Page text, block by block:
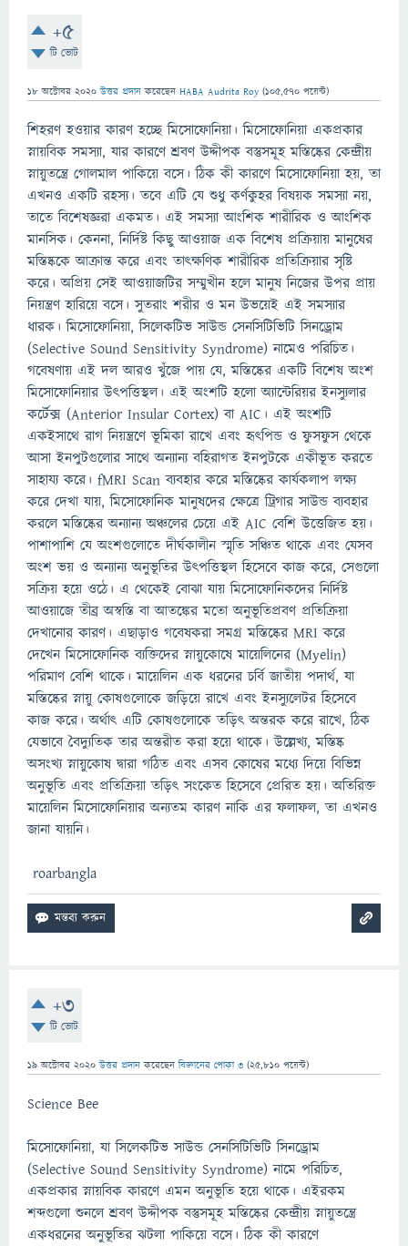
+5
টি ভোট
18 অক্টোবর 2020 উত্তর প্রদান করেছেন HABA Audrita Roy (105,570 পয়েন্ট)
শিহরণ হওয়ার কারণ হচ্ছে মিসোফোনিয়া। মিসোফোনিয়া একপ্রকার
স্নায়বিক সমস্যা, যার কারণে শ্রবণ উদ্দীপক বস্তুসমূহ মস্তিষ্কের কেন্দ্রীয়
স্নায়ুতন্ত্রে গোলমাল পাকিয়ে বসে। ঠিক কী কারণে মিসোফোনিয়া হয়, তা
এখনও একটি রহস্য। তবে এটি যে শুধু কর্ণকুহর বিষয়ক সমস্যা নয়,
তাতে বিশেষজ্ঞরা একমত। এই সমস্যা আংশিক শারীরিক ও আংশিক
মানসিক। কেননা, নির্দিষ্ট কিছু আওয়াজ এক বিশেষ প্রক্রিয়ায় মানুষের
মস্তিষ্ককে আক্রান্ত করে এবং তাৎক্ষণিক শারীরিক প্রতিক্রিয়ার সৃষ্টি
করে। অপ্রিয় সেই আওয়াজটির সম্মুখীন হলে মানুষ নিজের উপর প্রায়
নিয়ন্ত্রণ হারিয়ে বসে। সুতরাং শরীর ও মন উভয়েই এই সমস্যার
ধারক। মিসোফোনিয়া, সিলেকটিভ সাউন্ড সেনসিটিভিটি সিনড্রোম
(Selective Sound Sensitivity Syndrome) নামেও পরিচিত।
গবেষণায় এই দল আরও খুঁজে পায় যে, মস্তিষ্কের একটি বিশেষ অংশ
মিসোফোনিয়ার উৎপত্তিস্থল। এই অংশটি হলো অ্যান্টেরিয়র ইনস্যুলার
কর্টেক্স (Anterior Insular Cortex) বা AIC। এই অংশটি
একইসাথে রাগ নিয়ন্ত্রণে ভূমিকা রাখে এবং হৃৎপিন্ড ও ফুসফুস থেকে
আসা ইনপুটগুলোর সাথে অন্যান্য বহিরাগত ইনপুটকে একীভূত করতে
সাহায্য করে। fMRI Scan ব্যবহার করে মস্তিষ্কের কার্যকলাপ লক্ষ্য
করে দেখা যায়, মিসোফোনিক মানুষদের ক্ষেত্রে ট্রিগার সাউন্ড ব্যবহার
করলে মস্তিষ্কের অন্যান্য অঞ্চলের চেয়ে এই AIC বেশি উত্তেজিত হয়।
পাশাপাশি যে অংশগুলোতে দীর্ঘকালীন স্মৃতি সঞ্চিত থাকে এবং যেসব
অংশ ভয় ও অন্যান্য অনুভূতির উৎপত্তিস্থল হিসেবে কাজ করে, সেগুলো
সক্রিয় হয়ে ওঠে। এ থেকেই বোঝা যায় মিসোফোনিকদের নির্দিষ্ট
আওয়াজে তীব্র অস্বস্তি বা আতঙ্কের মতো অনুভূতিপ্রবণ প্রতিক্রিয়া
দেখানোর কারণ। এছাড়াও গবেষকরা সমগ্র মস্তিষ্কের MRI করে
দেখেন মিসোফোনিক ব্যক্তিদের স্নায়ুকোষে মায়েলিনের (Myelin)
পরিমাণ বেশি থাকে। মায়েলিন এক ধরনের চর্বি জাতীয় পদার্থ, যা
মস্তিষ্কের স্নায়ু কোষগুলোকে জড়িয়ে রাখে এবং ইনস্যুলেটর হিসেবে
কাজ করে। অর্থাৎ এটি কোষগুলোকে তড়িৎ অন্তরক করে রাখে, ঠিক
যেভাবে বৈদ্যুতিক তার অন্তরীত করা হয়ে থাকে। উল্লেখ্য, মস্তিষ্ক
অসংখ্য স্নায়ুকোষ দ্বারা গঠিত এবং এসব কোষের মধ্যে দিয়ে বিভিন্ন
অনুভূতি এবং প্রতিক্রিয়া তড়িৎ সংকেত হিসেবে প্রেরিত হয়। অতিরিক্ত
মায়েলিন মিসোফোনিয়ার অন্যতম কারণ নাকি এর ফলাফল, তা এখনও
জানা যায়নি।
roarbangla
+3
টি ভোট
19 অক্টোবর 2020 উত্তর প্রদান করেছেনবিজ্ঞানের পোকা ৩ (25,810 পয়েন্ট)
Science Bee
মিসোফোনিয়া, যা সিলেকটিভ সাউন্ড সেনসিটিভিটি সিনড্রোম
(Selective Sound Sensitivity Syndrome) নামে পরিচিত,
একপ্রকার স্নায়বিক কারণে এমন অনুভূতি হয়ে থাকে। এইরকম
শব্দগুলো শুনলে শ্রবণ উদ্দীপক বস্তুসমূহ মস্তিষ্কের কেন্দ্রীয় স্নায়ুতন্ত্রে
একধরনের অনুভূতির ঝটলা পাকিয়ে বসে। ঠিক কী কারণে